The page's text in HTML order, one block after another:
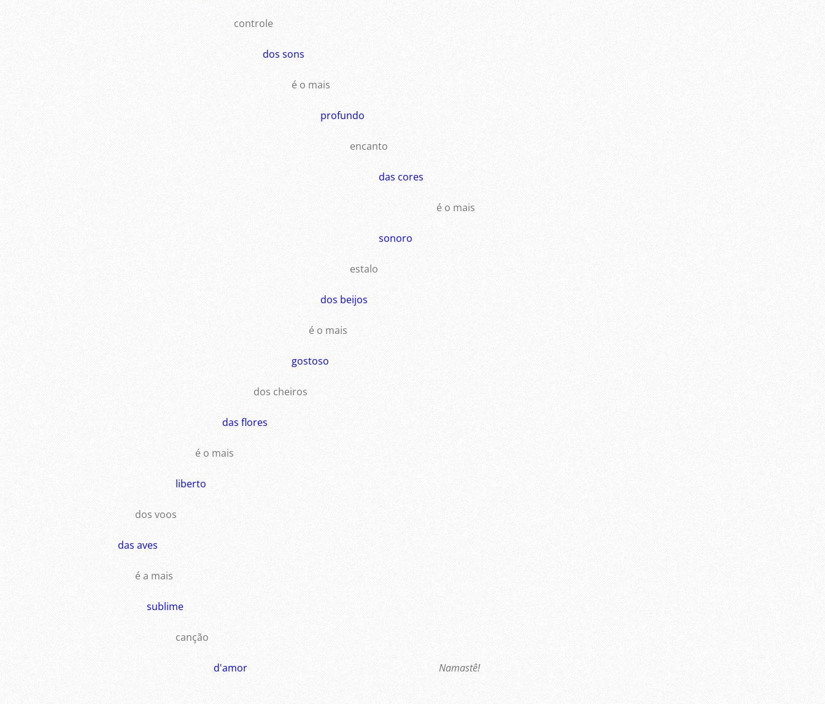
controle
dos sons
é o mais
profundo
encanto
das cores
é o mais
sonoro
estalo
dos beijos
é o mais
gostoso
dos cheiros
das flores
é o mais
liberto
dos voos
das aves
é a mais
sublime
canção
d'amor Namastê!